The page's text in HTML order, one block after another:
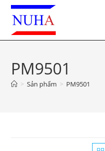
Skip
content
PM9501
> Sản phẩm > PM9501